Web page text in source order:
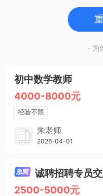
- 为
初中数学教师
4000-8000元
经验不限
学历不限
1人
朱老师
博学启智教育
2026-04-01
诚聘招聘专员
2500-5000元